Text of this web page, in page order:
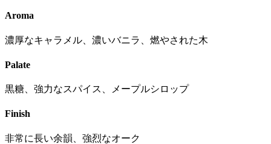
Aroma
濃厚なキャラメル、濃いバニラ、燃やされた木
Palate
黒糖、強力なスパイス、メープルシロップ
Finish
非常に長い余韻、強烈なオーク